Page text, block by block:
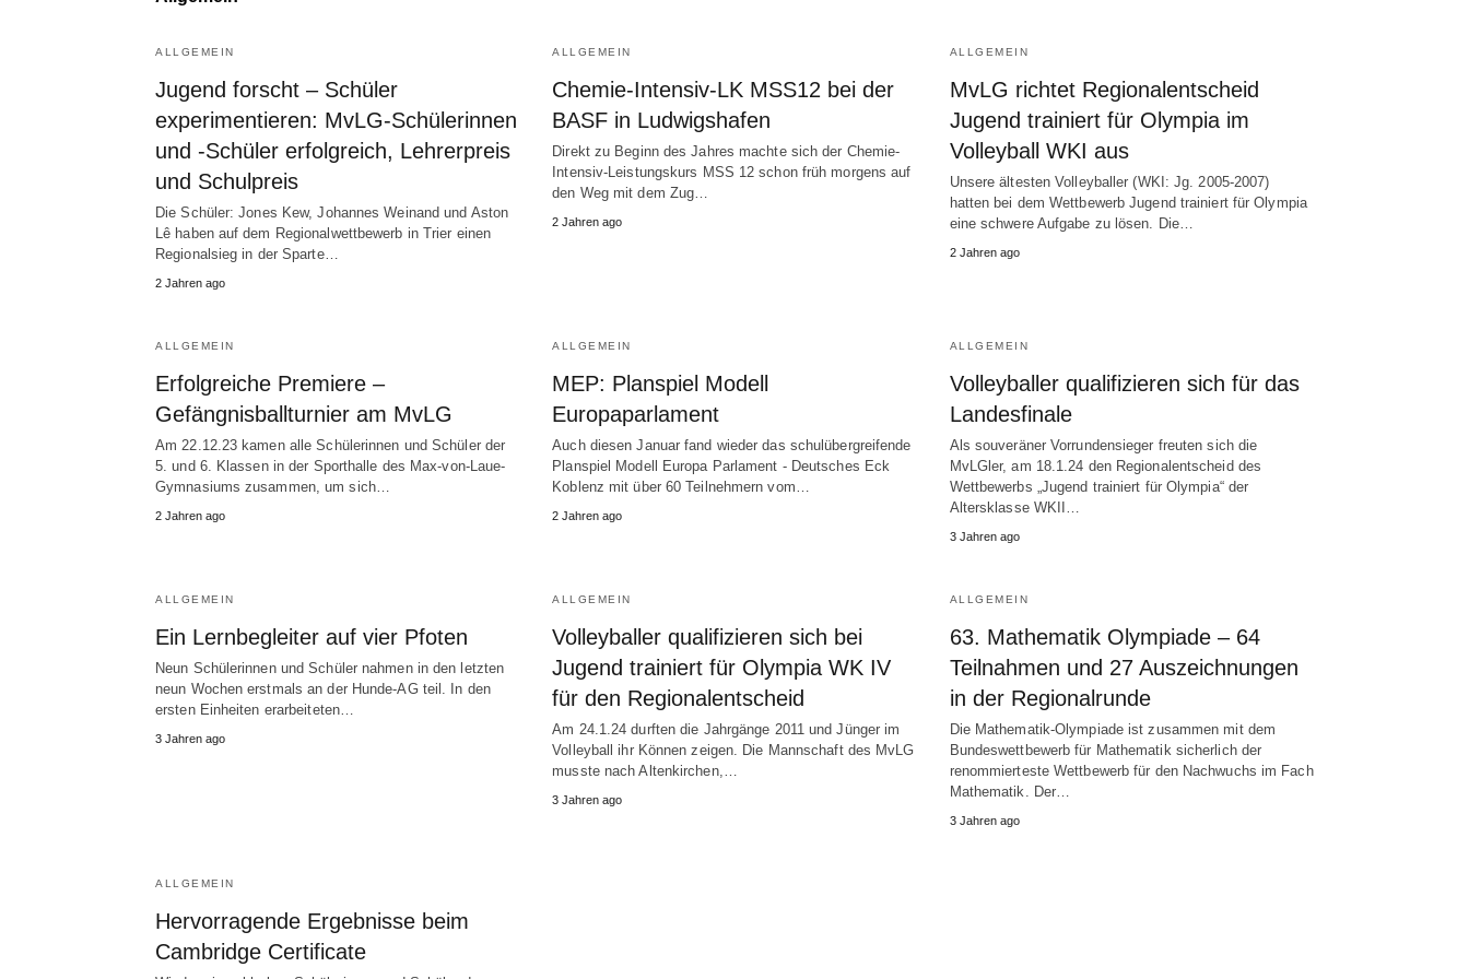
ALLGEMEIN
Jugend forscht – Schüler
experimentieren: MvLG-Schülerinnen
und -Schüler erfolgreich, Lehrerpreis
und Schulpreis
Die Schüler: Jones Kew, Johannes Weinand und Aston
Lê haben auf dem Regionalwettbewerb in Trier einen
Regionalsieg in der Sparte…
2 Jahren ago
ALLGEMEIN
Chemie-Intensiv-LK MSS12 bei der
BASF in Ludwigshafen
Direkt zu Beginn des Jahres machte sich der Chemie-
Intensiv-Leistungskurs MSS 12 schon früh morgens auf
den Weg mit dem Zug…
2 Jahren ago
ALLGEMEIN
MvLG richtet Regionalentscheid
Jugend trainiert für Olympia im
Volleyball WKI aus
Unsere ältesten Volleyballer (WKI: Jg. 2005-2007)
hatten bei dem Wettbewerb Jugend trainiert für Olympia
eine schwere Aufgabe zu lösen. Die…
2 Jahren ago
ALLGEMEIN
Erfolgreiche Premiere –
Gefängnisballturnier am MvLG
Am 22.12.23 kamen alle Schülerinnen und Schüler der
5. und 6. Klassen in der Sporthalle des Max-von-Laue-
Gymnasiums zusammen, um sich…
2 Jahren ago
ALLGEMEIN
MEP: Planspiel Modell
Europaparlament
Auch diesen Januar fand wieder das schulübergreifende
Planspiel Modell Europa Parlament - Deutsches Eck
Koblenz mit über 60 Teilnehmern vom…
2 Jahren ago
ALLGEMEIN
Volleyballer qualifizieren sich für das
Landesfinale
Als souveräner Vorrundensieger freuten sich die
MvLGler, am 18.1.24 den Regionalentscheid des
Wettbewerbs „Jugend trainiert für Olympia“ der
Altersklasse WKII…
3 Jahren ago
ALLGEMEIN
Ein Lernbegleiter auf vier Pfoten
Neun Schülerinnen und Schüler nahmen in den letzten
neun Wochen erstmals an der Hunde-AG teil. In den
ersten Einheiten erarbeiteten…
3 Jahren ago
ALLGEMEIN
Volleyballer qualifizieren sich bei
Jugend trainiert für Olympia WK IV
für den Regionalentscheid
Am 24.1.24 durften die Jahrgänge 2011 und Jünger im
Volleyball ihr Können zeigen. Die Mannschaft des MvLG
musste nach Altenkirchen,…
3 Jahren ago
ALLGEMEIN
63. Mathematik Olympiade – 64
Teilnahmen und 27 Auszeichnungen
in der Regionalrunde
Die Mathematik-Olympiade ist zusammen mit dem
Bundeswettbewerb für Mathematik sicherlich der
renommierteste Wettbewerb für den Nachwuchs im Fach
Mathematik. Der…
3 Jahren ago
ALLGEMEIN
Hervorragende Ergebnisse beim
Cambridge Certificate